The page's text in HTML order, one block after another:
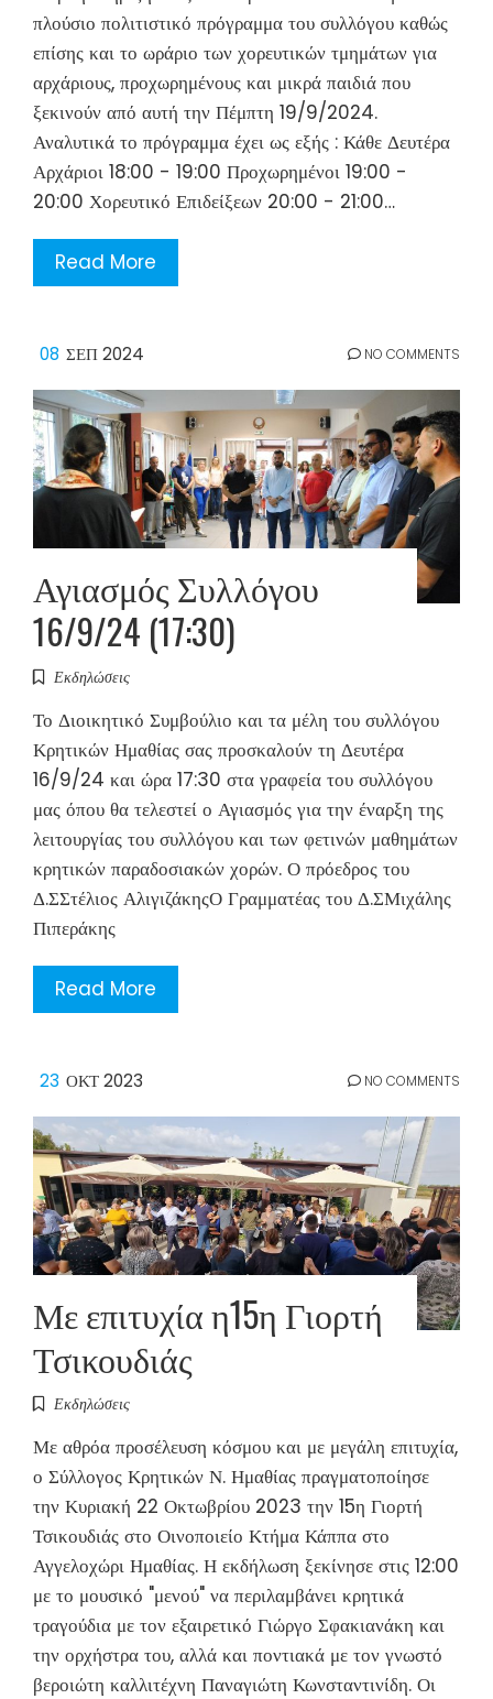
πλούσιο πολιτιστικό πρόγραμμα του συλλόγου καθώς
επίσης και το ωράριο των χορευτικών τμημάτων για
αρχάριους, προχωρημένους και μικρά παιδιά που
ξεκινούν από αυτή την Πέμπτη 19/9/2024.
Αναλυτικά το πρόγραμμα έχει ως εξής : Κάθε Δευτέρα
Αρχάριοι 18:00 - 19:00 Προχωρημένοι 19:00 -
20:00 Χορευτικό Επιδείξεων 20:00 - 21:00…
Read More
08 ΣΕΠ 2024 NO COMMENTS
Αγιασμός Συλλόγου
16/9/24 (17:30)
Εκδηλώσεις
Το Διοικητικό Συμβούλιο και τα μέλη του συλλόγου
Κρητικών Ημαθίας σας προσκαλούν τη Δευτέρα
16/9/24 και ώρα 17:30 στα γραφεία του συλλόγου
μας όπου θα τελεστεί ο Αγιασμός για την έναρξη της
λειτουργίας του συλλόγου και των φετινών μαθημάτων
κρητικών παραδοσιακών χορών. Ο πρόεδρος του
Δ.ΣΣτέλιος ΑλιγιζάκηςΟ Γραμματέας του Δ.ΣΜιχάλης
Πιπεράκης
Read More
23 ΟΚΤ 2023 NO COMMENTS
Με επιτυχία η15η Γιορτή
Τσικουδιάς
Εκδηλώσεις
Με αθρόα προσέλευση κόσμου και με μεγάλη επιτυχία,
ο Σύλλογος Κρητικών Ν. Ημαθίας πραγματοποίησε
την Κυριακή 22 Οκτωβρίου 2023 την 15η Γιορτή
Τσικουδιάς στο Οινοποιείο Κτήμα Κάππα στο
Αγγελοχώρι Ημαθίας. Η εκδήλωση ξεκίνησε στις 12:00
με το μουσικό "μενού" να περιλαμβάνει κρητικά
τραγούδια με τον εξαιρετικό Γιώργο Σφακιανάκη και
την ορχήστρα του, αλλά και ποντιακά με τον γνωστό
βεροιώτη καλλιτέχνη Παναγιώτη Κωνσταντινίδη. Οι